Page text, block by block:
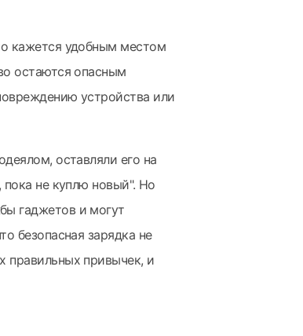
кажется удобным местом
остаются опасным
устройства или
оставляли его на
пока не куплю новый". Но
гаджетов и могут
безопасная зарядка не
правильных привычек, и